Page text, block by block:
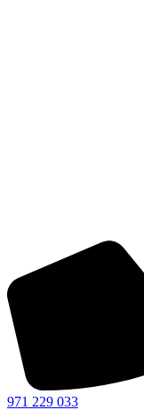
971 229 033